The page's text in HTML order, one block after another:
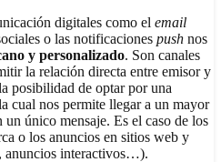
digitales como el email
o las notificaciones push nos
y personalizado. Son canales
la relación directa entre emisor y
posibilidad de optar por una
cual nos permite llegar a un mayor
único mensaje. Es el caso de los
o los anuncios en sitios web y
anuncios interactivos…).